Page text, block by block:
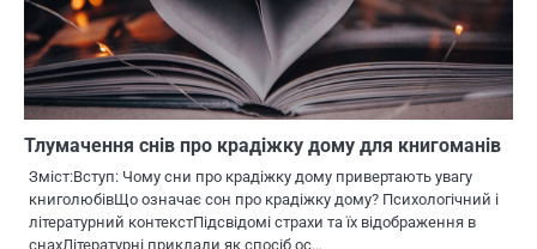
Тлумачення снів про крадіжку дому для книгоманів
Зміст:Вступ: Чому сни про крадіжку дому привертають увагу
книголюбівЩо означає сон про крадіжку дому? Психологічний і
літературний контекстПідсвідомі страхи та їх відображення в
снахЛітературні приклади як спосіб ос…